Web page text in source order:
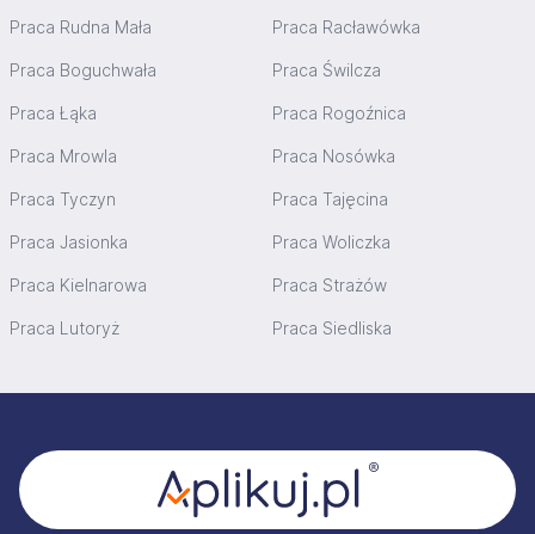
Praca Rudna Mała Praca Racławówka
Praca Boguchwała Praca Świlcza
Praca Łąka Praca Rogoźnica
Praca Mrowla Praca Nosówka
Praca Tyczyn Praca Tajęcina
Praca Jasionka Praca Woliczka
Praca Kielnarowa Praca Strażów
Praca Lutoryż Praca Siedliska